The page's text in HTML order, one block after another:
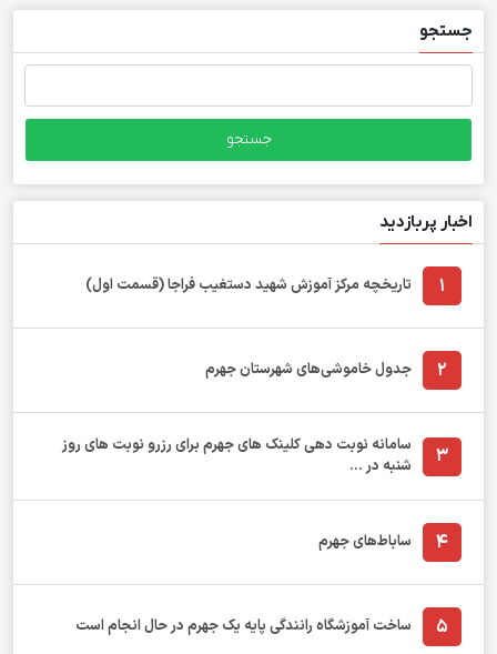
جستجو
جستجو
اخبار پربازدید
1 تاریخچه مرکز آموزش شهید دستغیب فراجا (قسمت اول)
2 جدول خاموشی‌های شهرستان جهرم
3
سامانه نوبت دهی کلینک های جهرم برای رزرو نوبت های روز
شنبه در ...
4 ساباط‌های جهرم
5 ساخت آموزشگاه رانندگی پایه یک جهرم در حال انجام است